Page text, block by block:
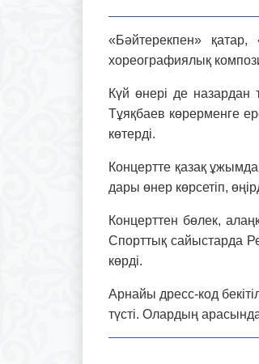
«Бәйтерекпен»
хореографиялық
Күй өнері де
Тұяқбаев көрерменге
көтерді.
Концертте қазақ
дары өнер көрсетіп,
Концерттен бөлек,
Спорттық сайыс­тар­да
көрді.
Арнайы дресс-код
түсті. Олар­дың